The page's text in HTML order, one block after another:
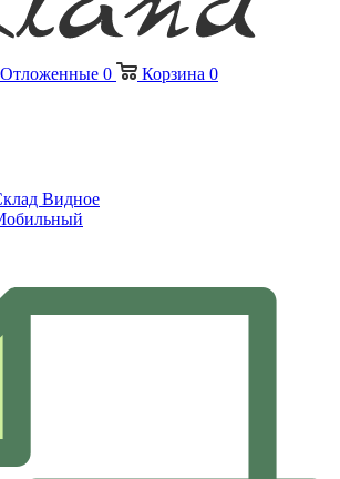
Отложенные 0 Корзина 0
Видное